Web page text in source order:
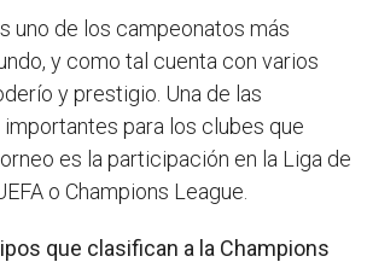
uno de los campeonatos más
y como tal cuenta con varios
y prestigio. Una de las
para los clubes que
es la participación en la Liga de
o Champions League.
que clasifican a la Champions